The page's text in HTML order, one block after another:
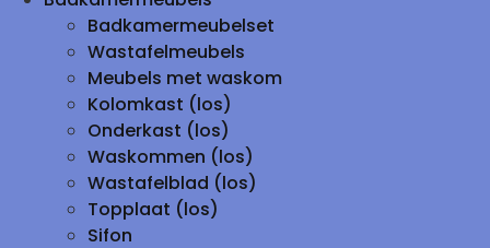
Badkamermeubelset
Wastafelmeubels
Meubels met waskom
Kolomkast (los)
Onderkast (los)
Waskommen (los)
Wastafelblad (los)
Topplaat (los)
Sifon